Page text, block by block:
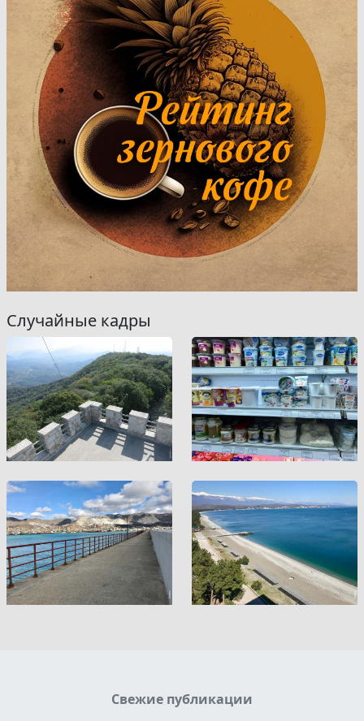
Случайные кадры
Свежие публикации